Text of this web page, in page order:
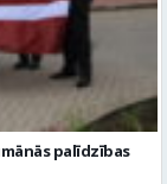
palīdzības